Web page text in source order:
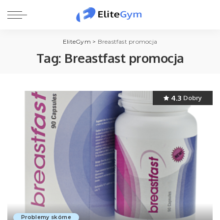
EliteGym > Breastfast promocja
Tag: Breastfast promocja
Problemy skórne
4.3 Dobry